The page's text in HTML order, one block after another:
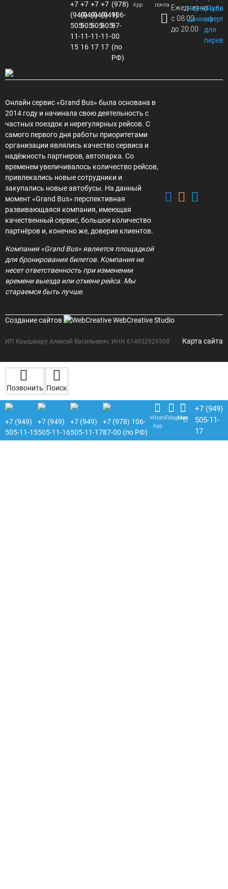
+7
(949)
505-
11-
15
+7
(949)
505-
11-
16
+7
(949)
505-
11-
17
+7
(949)
805-
11-
17
(978)
106-
87-
00
(по
РФ)
App почта Ежедневно
с 08:00
до 20:00
данных
для
Онлайн сервис «Grand Bus» была основана в
2014 году и начинала свою деятельность с
частных поездок и нерегулярных рейсов. С
самого первого дня работы приоритетами
организации являлись качество сервиса и
надёжность партнеров, автопарка. Со
временем увеличивалось количество рейсов,
привлекались новые сотрудники и
закупались новые автобусы. На данный
момент «Grand Bus» перспективная
развивающаяся компания, имеющая
качественный сервис, большое количество
партнёров и, конечно же, доверие клиентов.
Компания «Grand Bus» является площадкой
для бронирования билетов. Компания не
несет ответственность при изменении
времени выезда или отмене рейса. Мы
стараемся быть лучше.
Создание сайтов WebCreative Studio
ИП Крышмару Алексей Васильевич, ИНН 614052929308 Карта сайта
Позвонить Поиск
+7 (949)
505-11-15
+7 (949)
505-11-16
+7 (949)
505-11-17
+7 (978) 106-
87-00 (по РФ)
Whats
App
Telegram
Max
+7 (949)
505-11-
17